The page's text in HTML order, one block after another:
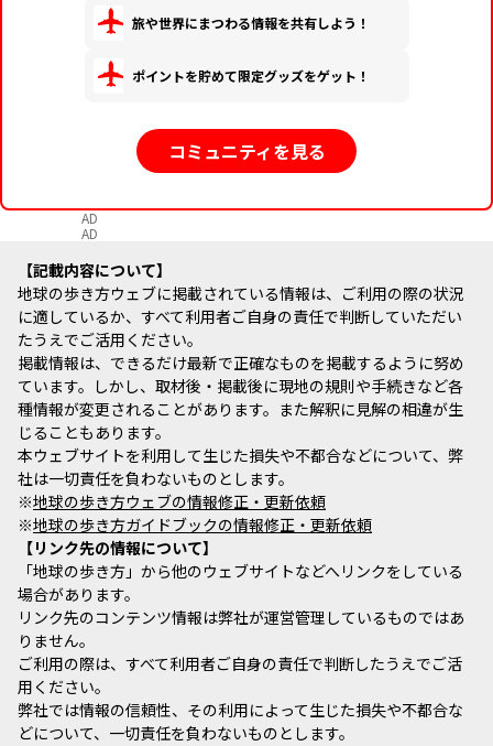
旅や世界にまつわる情報を共有しよう！
ポイントを貯めて限定グッズをゲット！
コミュニティを見る
AD
AD
記載内容について
地球の歩き方ウェブに掲載されている情報は、ご利用の際の状況
に適しているか、すべて利用者ご自身の責任で判断していただい
たうえでご活用ください。
掲載情報は、できるだけ最新で正確なものを掲載するように努め
ています。しかし、取材後・掲載後に現地の規則や手続きなど各
種情報が変更されることがあります。また解釈に見解の相違が生
じることもあります。
本ウェブサイトを利用して生じた損失や不都合などについて、弊
社は一切責任を負わないものとします。
※地球の歩き方ウェブの情報修正・更新依頼
※地球の歩き方ガイドブックの情報修正・更新依頼
リンク先の情報について
「地球の歩き方」から他のウェブサイトなどへリンクをしている
場合があります。
リンク先のコンテンツ情報は弊社が運営管理しているものではあ
りません。
ご利用の際は、すべて利用者ご自身の責任で判断したうえでご活
用ください。
弊社では情報の信頼性、その利用によって生じた損失や不都合な
どについて、一切責任を負わないものとします。